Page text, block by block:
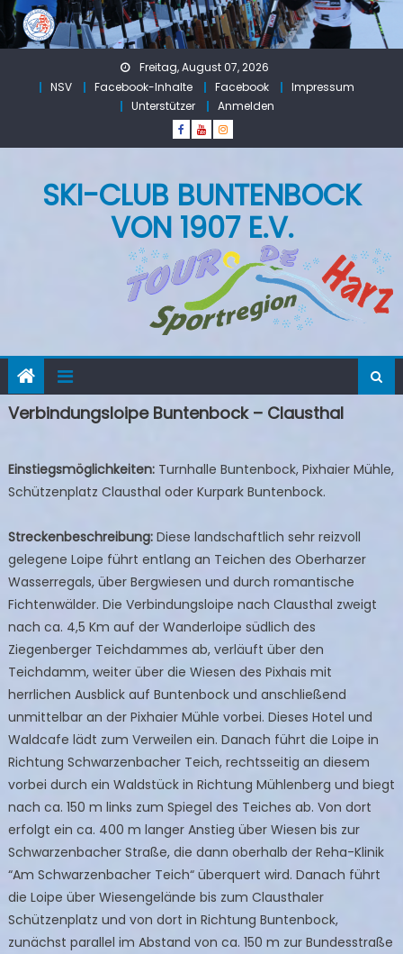
Skip
to
Freitag, August 07, 2026
NSV
Facebook-Inhalte Facebook
Impressum
Unterstützer
Anmelden
SKI-CLUB BUNTENBOCK
VON 1907 E.V.
Verbindungsloipe Buntenbock – Clausthal
Einstiegsmöglichkeiten:Turnhalle Buntenbock, Pixhaier Mühle,
Schützenplatz Clausthal oder Kurpark Buntenbock.
Streckenbeschreibung:Diese landschaftlich sehr reizvoll
gelegene Loipe führt entlang an Teichen des Oberharzer
Wasserregals, über Bergwiesen und durch romantische
Fichtenwälder. Die Verbindungsloipe nach Clausthal zweigt
nach ca. 4,5 Km auf der Wanderloipe südlich des
Ziegenberger Teichdammes ab, verläuft über den
Teichdamm, weiter über die Wiesen des Pixhais mit
herrlichen Ausblick auf Buntenbock und anschließend
unmittelbar an der Pixhaier Mühle vorbei. Dieses Hotel und
Waldcafe lädt zum Verweilen ein. Danach führt die Loipe in
Richtung Schwarzenbacher Teich, rechtsseitig an diesem
vorbei durch ein Waldstück in Richtung Mühlenberg und biegt
nach ca. 150 m links zum Spiegel des Teiches ab. Von dort
erfolgt ein ca. 400 m langer Anstieg über Wiesen bis zur
Schwarzenbacher Straße, die dann oberhalb der Reha-Klinik
“Am Schwarzenbacher Teich“ überquert wird. Danach führt
die Loipe über Wiesengelände bis zum Clausthaler
Schützenplatz und von dort in Richtung Buntenbock,
zunächst parallel im Abstand von ca. 150 m zur Bundesstraße